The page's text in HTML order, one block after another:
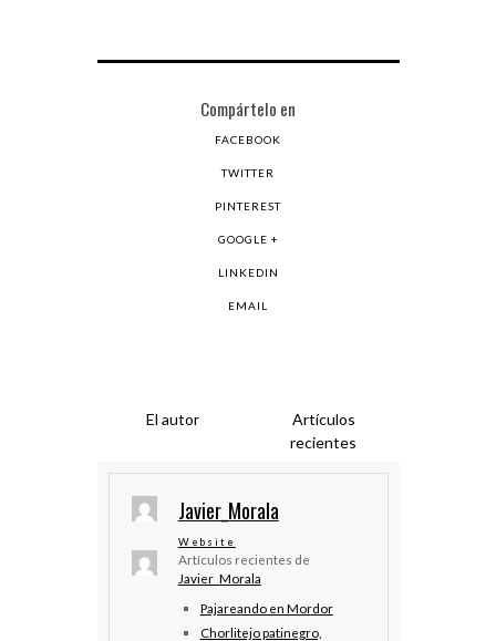
Compártelo en
FACEBOOK
TWITTER
PINTEREST
GOOGLE +
LINKEDIN
EMAIL
El autor
Artículos
recientes
Javier_Morala
Website
Artículos recientes de
Javier_Morala
Pajareando en Mordor
Chorlitejo patinegro,